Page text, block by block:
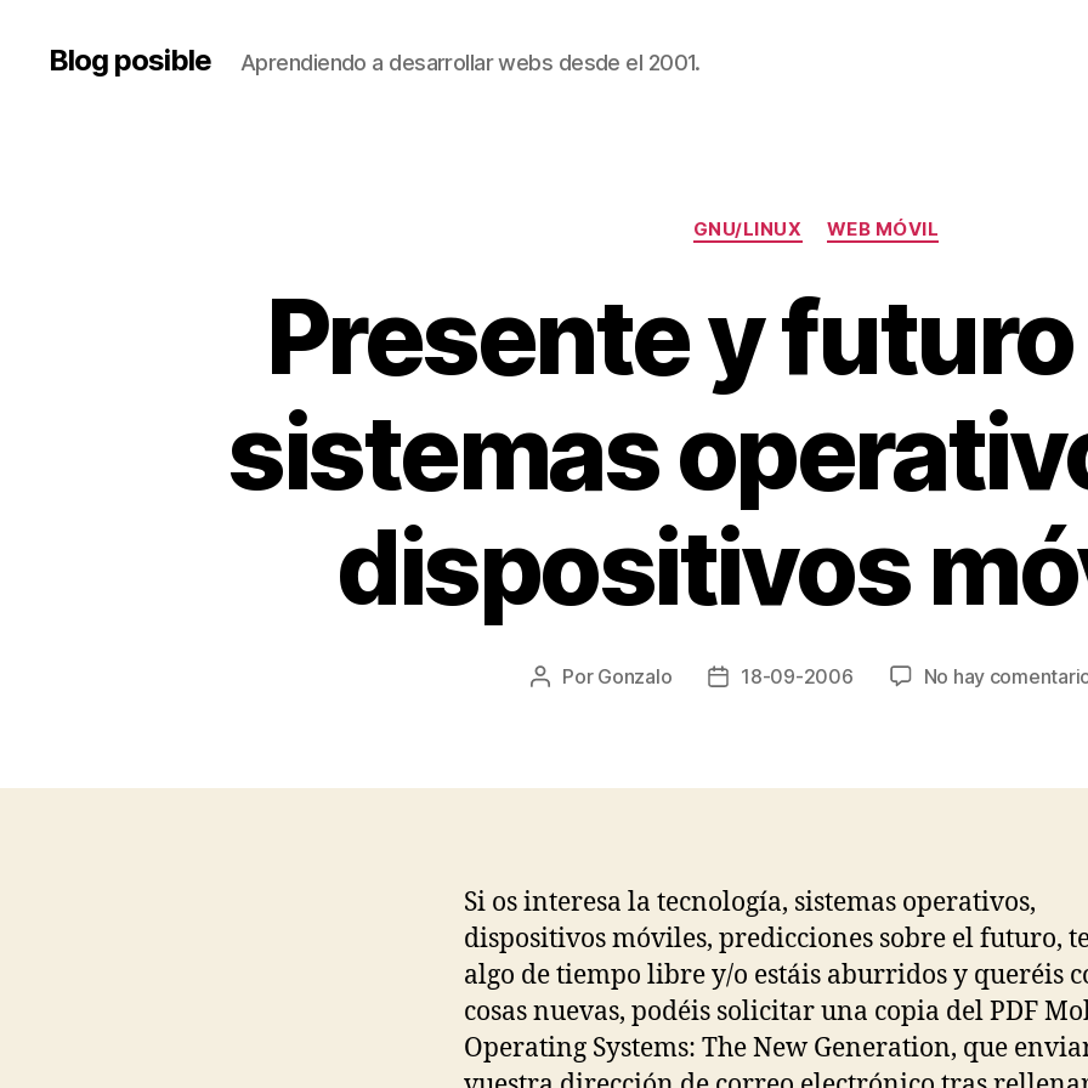
Blog posible Aprendiendo a desarrollar webs desde el 2001.
Categorías
GNU/LINUX WEB MÓVIL
Presente y
sistemas
dispositivos
Autor
Por Gonzalo
Fecha18-09-2006 No hay
Si os interesa la tecnología, sistemas operativos,
dispositivos móviles, predicciones sobre el futuro,
algo de tiempo libre y/o estáis aburridos y queréis
cosas nuevas, podéis solicitar una copia del PDF
Operating Systems: The New Generation, que